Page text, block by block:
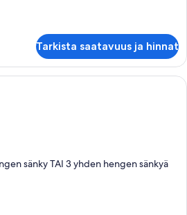
Tarkista saatavuus ja hinnat
Hotellihuone, jossa on kerrossänky,
sänky TAI 3 yhden hengen sänkyä